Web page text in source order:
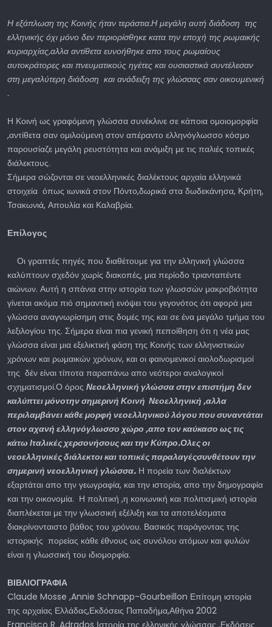
Η εξάπλωση της Κοινής ήταν τεράστια.Η μεγάλη αυτή διάδοση της
ελληνικής όχι μόνο δεν περιορίσθηκε κατα την εποχή της ρωμαικής
κυριαρχίας,αλλα αντίθετα ευνοήθηκε απο τους ρωμαίους
αυτοκράτορες και πνευματικούς ηγέτες και ουσιαστικά συντέλεσαν
στη μεγαλύτερη διάδοση και ανάδειξη της γλώσσας σαν οικουμενική
.
Η Κοινή ως γραφόμενη γλώσσα συνέκλινε σε κάποια ομοιομορφία
,αντίθετα σαν ομιλούμενη στον απέραντο ελληνόγλωσσο κόσμο
παρουσίαζε μεγάλη ρευστότητα και ανάμιξη με τις παλιές τοπικές
διάλεκτους.
Σήμερα σώζονται σε νεοελληνικές διαλέκτους αρχαία ελληνικά
στοιχεία όπως ιωνικά στον Πόντο,δωρικά στα δωδεκάνησα, Κρήτη,
Τσακωνιά, Απουλία και Καλαβρία.
Επίλογος
Οι γραπτές πηγές που διαθέτουμε για την ελληνική γλώσσα
καλύπτουν σχεδόν χωρίς διακοπές, μια περίοδο τριανταπέντε
αιώνων. Αυτή η σπάνια στην ιστορία των γλωσσών μακροβιότητα
γίνεται ακόμα πιό σημαντική ενόψει του γεγονότος ότι αφορά μια
γλώσσα αναγνωρίσημη στις δομές της και σε ένα μεγάλο τμήμα του
λεξιλογίου της. Σήμερα είναι πια γενική πεποίθηση ότι η νέα μας
γλώσσα είναι μια εξελικτική φάση της Κοινής των ελληνιστικών
χρόνων και ρωμαικών χρόνων, και οι φαινομενικοί αιολοδωρισμοί
της δέν είναι τίποτα παραπάνω απο νεότεροι αναλογικοί
σχηματισμοί.Ο όρος Νεοελληνική γλώσσα στην επιστήμη δεν
καλύπτει μόνοτην σημερινή Κοινή Νεοελληνική ,αλλα
περιλαμβάνει κάθε μορφή νεοελληνικού λόγου που συναντάται
στον αχανή ελληνόγλωσσο χώρο ,απο τον καύκασο ως τις
κάτω Ιταλικές χερσονήσους και την Κύπρο.Ολες οι
νεοελληνικές διάλεκτοι και τοπικές παραλαγέςσυνθέτουν την
σημερινή νεοελληνική γλώσσα. Η πορεία των διαλέκτων
εξαρτάται απο την γεωγραφία, και την ιστορία, απο την δημογραφία
και την οικονομία. Η πολιτική ,η κοινωνική και πολιτισμική ιστορία
διαπλέκεται με την γλωσσική εξέλιξη και τα αποτελέσματα
διακρίνονταιστο βάθος του χρόνου. Βασικός παράγοντας της
ιστορικής πορείας κάθε έθνους ως συνόλου ατόμων και φυλών
είναι η γλωσσική του ιδιομορφία.
ΒΙΒΛΙΟΓΡΑΦΙΑ
Claude Mosse ,Annie Schnapp-Gourbeillon Επίτομη ιστορία
της αρχαίας Ελλάδας,Εκδόσεις Παπαδήμα,Αθήνα 2002